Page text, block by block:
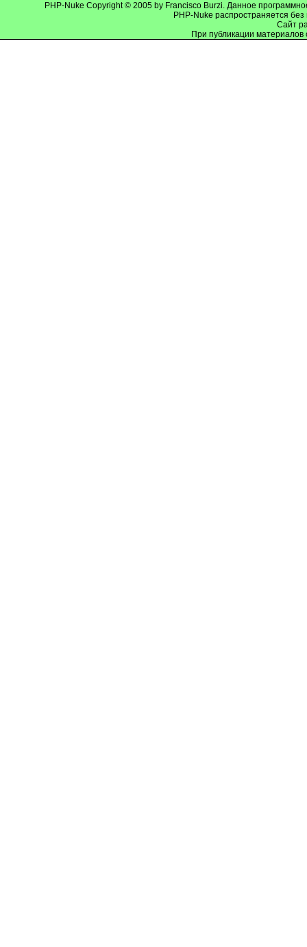
PHP-Nuke Copyright © 2005 by Francisco Burzi. Данное
PHP-Nuke распространяется
Cайт
При публикации